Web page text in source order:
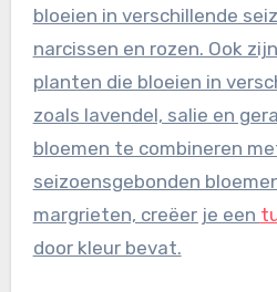
bloeien in verschillende
narcissen en rozen. Ook
planten die bloeien in
zoals lavendel, salie en
bloemen te combineren
seizoensgebonden
margrieten, creëer je een
door kleur bevat.